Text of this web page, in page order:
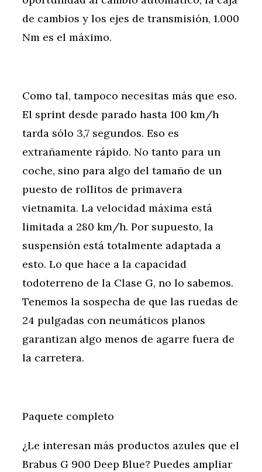
de cambios y los ejes de transmisión, 1.000
Nm es el máximo.
Como tal, tampoco necesitas más que eso.
El sprint desde parado hasta 100 km/h
tarda sólo 3,7 segundos. Eso es
extrañamente rápido. No tanto para un
coche, sino para algo del tamaño de un
puesto de rollitos de primavera
vietnamita. La velocidad máxima está
limitada a 280 km/h. Por supuesto, la
suspensión está totalmente adaptada a
esto. Lo que hace a la capacidad
todoterreno de la Clase G, no lo sabemos.
Tenemos la sospecha de que las ruedas de
24 pulgadas con neumáticos planos
garantizan algo menos de agarre fuera de
la carretera.
Paquete completo
¿Le interesan más productos azules que el
Brabus G 900 Deep Blue? Puedes ampliar